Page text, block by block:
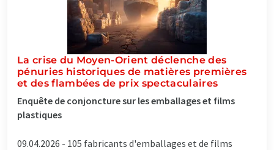
La crise du Moyen-Orient déclenche des
pénuries historiques de matières premières
et des flambées de prix spectaculaires
Enquête de conjoncture sur les emballages et films
plastiques
09.04.2026 - 105 fabricants d'emballages et de films